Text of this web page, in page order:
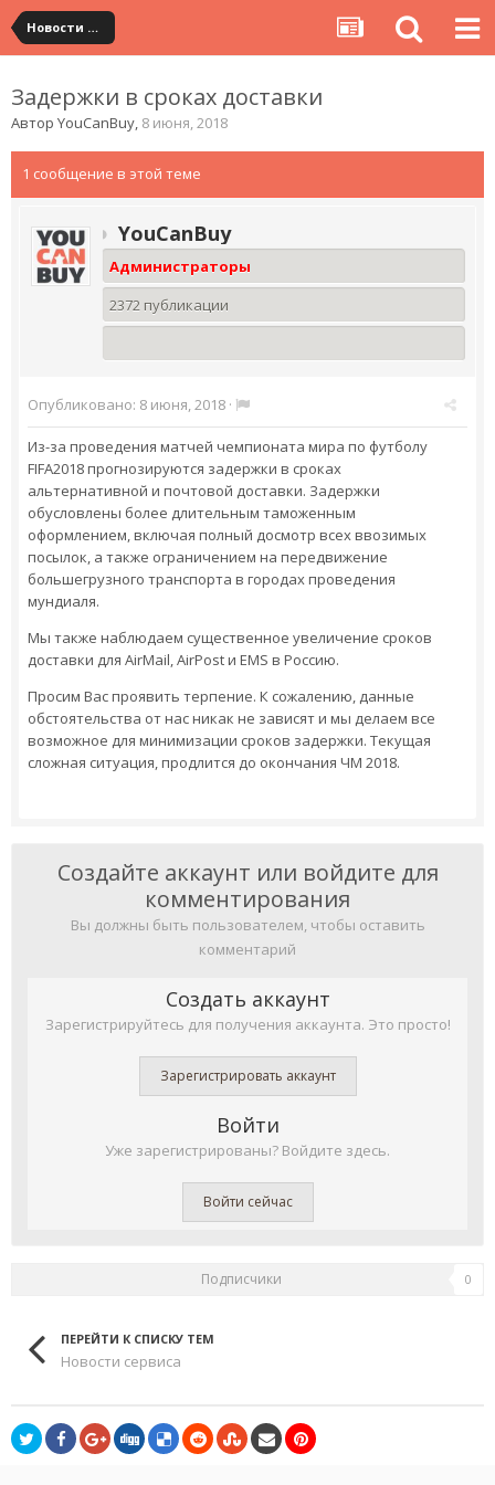
Новости сервиса
Задержки в сроках доставки
Автор YouCanBuy, 8 июня, 2018
1 сообщение в этой теме
YouCanBuy
Администраторы
2372 публикации
Опубликовано: 8 июня, 2018 ·
Из-за проведения матчей чемпионата мира по футболу
FIFA2018 прогнозируются задержки в сроках
альтернативной и почтовой доставки. Задержки
обусловлены более длительным таможенным
оформлением, включая полный досмотр всех ввозимых
посылок, а также ограничением на передвижение
большегрузного транспорта в городах проведения
мундиаля.
Мы также наблюдаем существенное увеличение сроков
доставки для AirMail, AirPost и EMS в Россию.
Просим Вас проявить терпение. К сожалению, данные
обстоятельства от нас никак не зависят и мы делаем все
возможное для минимизации сроков задержки. Текущая
сложная ситуация, продлится до окончания ЧМ 2018.
Создайте аккаунт или войдите для
комментирования
Вы должны быть пользователем, чтобы оставить
комментарий
Создать аккаунт
Зарегистрируйтесь для получения аккаунта. Это просто!
Зарегистрировать аккаунт
Войти
Уже зарегистрированы? Войдите здесь.
Войти сейчас
Подписчики 0
ПЕРЕЙТИ К СПИСКУ ТЕМ
Новости сервиса